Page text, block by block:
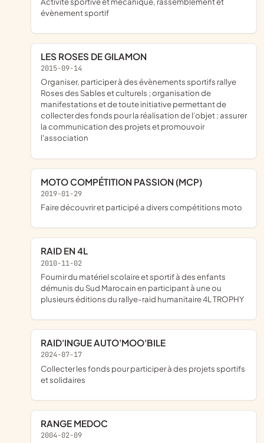
évènement sportif
LES ROSES DE GILAMON
2015-09-14
organiser, participer à des évènements sportifs rallye
Roses des Sables et culturels ; organisation de
manifestations et de toute initiative permettant de
collecter des fonds pour la réalisation de l'objet ; assurer
la communication des projets et promouvoir
l'association
MOTO COMPÉTITION PASSION (MCP)
2019-01-29
faire découvrir et participé a divers compétitions moto
RAID EN 4L
2010-11-02
fournir du matériel scolaire et sportif à des enfants
démunis du Sud Marocain en participant à une ou
plusieurs éditions du rallye-raid humanitaire 4L TROPHY
RAID'INGUE AUTO'MOO'BILE
2024-07-17
collecter les fonds pour participer à des projets sportifs
et solidaires
RANGE MEDOC
2004-02-09